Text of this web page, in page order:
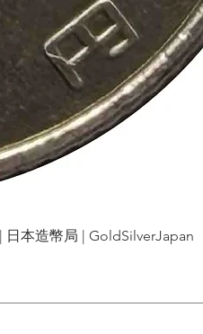
日本造幣局 | GoldSilverJapan